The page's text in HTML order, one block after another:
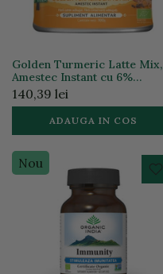
Golden Turmeric Latte Mix,
Amestec Instant cu 6%
Curcumină Organică, 100g
ECO | Organic India
140,39 lei
ADAUGA IN COS
Nou